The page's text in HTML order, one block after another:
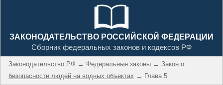
ЗАКОНОДАТЕЛЬСТВО РОССИЙСКОЙ ФЕДЕРАЦИИ
Сборник федеральных законов и кодексов РФ
Законодательство РФ → Федеральные законы → Закон о
безопасности людей на водных объектах → Глава 5